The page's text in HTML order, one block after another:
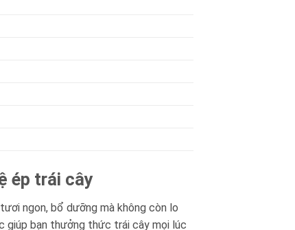
ép trái cây
ngon, bổ dưỡng mà không còn lo
giúp bạn thưởng thức trái cây mọi lúc